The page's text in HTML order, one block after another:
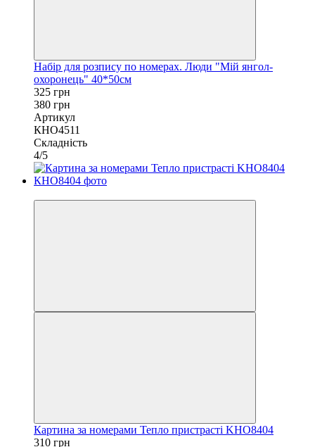
Набір для розпису по номерах. Люди "Мій янгол-
охоронець" 40*50см
325 грн
380 грн
Артикул
КНО4511
Складність
4/5
Картина за номерами Тепло пристрасті KHO8404
310 грн